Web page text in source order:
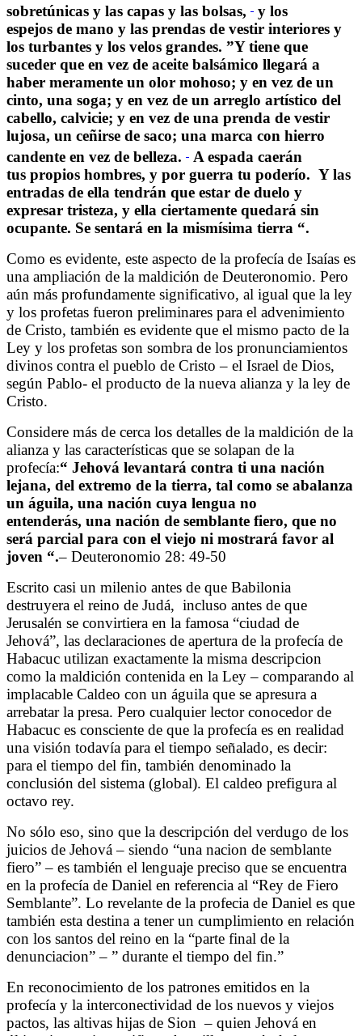
sobretúnicas y las capas y las bolsas,
y los
espejos de mano y las prendas de vestir interiores y
los turbantes y los velos grandes. ”Y tiene que
suceder que en vez de aceite balsámico llegará a
haber meramente un olor mohoso; y en vez de un
cinto, una soga; y en vez de un arreglo artístico del
cabello, calvicie; y en vez de una prenda de vestir
lujosa, un ceñirse de saco; una marca con hierro
candente en vez de belleza.
A espada caerán
tus propios hombres, y por guerra tu poderío. Y las
entradas de ella tendrán que estar de duelo y
expresar tristeza, y ella ciertamente quedará sin
ocupante. Se sentará en la mismísima tierra “.
Como es evidente, este aspecto de la profecía de Isaías es
una ampliación de la maldición de Deuteronomio. Pero
aún más profundamente significativo, al igual que la ley
y los profetas fueron preliminares para el advenimiento
de Cristo, también es evidente que el mismo pacto de la
Ley y los profetas son sombra de los pronunciamientos
divinos contra el pueblo de Cristo – el Israel de Dios,
según Pablo- el producto de la nueva alianza y la ley de
Cristo.
Considere más de cerca los detalles de la maldición de la
alianza y las características que se solapan de la
profecía:“ Jehová levantará contra ti una nación
lejana, del extremo de la tierra, tal como se abalanza
un águila, una nación cuya lengua no
entenderás, una nación de semblante fiero, que no
será parcial para con el viejo ni mostrará favor al
joven “.– Deuteronomio 28: 49-50
Escrito casi un milenio antes de que Babilonia
destruyera el reino de Judá, incluso antes de que
Jerusalén se convirtiera en la famosa “ciudad de
Jehová”, las declaraciones de apertura de la profecía de
Habacuc utilizan exactamente la misma descripcion
como la maldición contenida en la Ley – comparando al
implacable Caldeo con un águila que se apresura a
arrebatar la presa. Pero cualquier lector conocedor de
Habacuc es consciente de que la profecía es en realidad
una visión todavía para el tiempo señalado, es decir:
para el tiempo del fin, también denominado la
conclusión del sistema (global). El caldeo prefigura al
octavo rey.
No sólo eso, sino que la descripción del verdugo de los
juicios de Jehová – siendo “una nacion de semblante
fiero” – es también el lenguaje preciso que se encuentra
en la profecía de Daniel en referencia al “Rey de Fiero
Semblante”. Lo revelante de la profecia de Daniel es que
también esta destina a tener un cumplimiento en relación
con los santos del reino en la “parte final de la
denunciacion” – ” durante el tiempo del fin.”
En reconocimiento de los patrones emitidos en la
profecía y la interconectividad de los nuevos y viejos
pactos, las altivas hijas de Sion – quien Jehová en